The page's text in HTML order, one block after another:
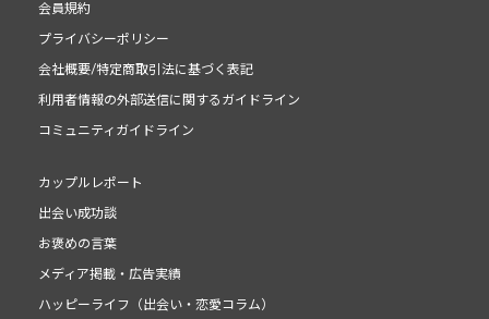
会員規約
プライバシーポリシー
会社概要/特定商取引法に基づく表記
利用者情報の外部送信に関するガイドライン
コミュニティガイドライン
カップルレポート
出会い成功談
お褒めの言葉
メディア掲載・広告実績
ハッピーライフ（出会い・恋愛コラム）